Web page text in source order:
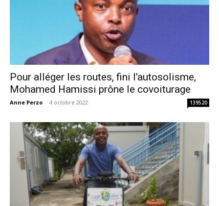
Pour alléger les routes, fini l’autosolisme,
Mohamed Hamissi prône le covoiturage
Anne Perzo - 4 octobre 2022 139520